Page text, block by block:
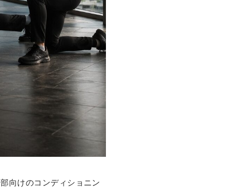
向けのコンディショニン